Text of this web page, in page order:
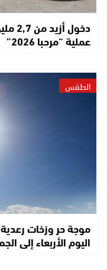
عملية “مرحبا 2026”
الطقس
موجة حر وزخات
اليوم الأربعاء إلى